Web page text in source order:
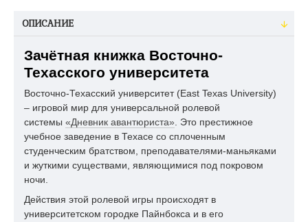
ОПИСАНИЕ
Зачётная книжка Восточно-
Техасского университета
Восточно-Техасский университет (East Texas University)
– игровой мир для универсальной ролевой
системы «Дневник авантюриста» . Это престижное
учебное заведение в Техасе со сплоченным
студенческим братством, преподавателями-маньяками
и жуткими существами, являющимися под покровом
ночи.
Действия этой ролевой игры происходят в
университетском городке Пайнбокса и в его